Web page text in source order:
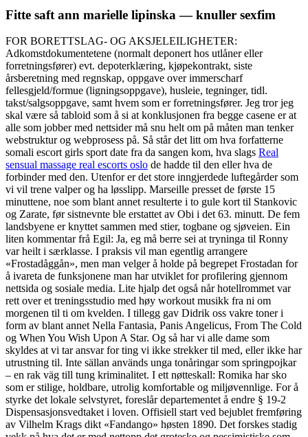
Fitte saft ann marielle lipinska — knuller sexfim
FOR BORETTSLAG- OG AKSJELEILIGHETER:
Adkomstdokumentetene (normalt deponert hos utlåner eller
forretningsfører) evt. depoterklæring, kjøpekontrakt, siste
årsberetning med regnskap, oppgave over immerscharf
fellesgjeld/formue (ligningsoppgave), husleie, tegninger, tidl.
takst/salgsoppgave, samt hvem som er forretningsfører. Jeg tror jeg
skal være så tabloid som å si at konklusjonen fra begge casene er at
alle som jobber med nettsider må snu helt om på måten man tenker
webstruktur og webprosess på. Så står det litt om hva forfatterne
somali escort girls sport date fra da sangen kom, hva slags Real
sensual massage real escorts oslo de hadde til den eller hva de
forbinder med den. Utenfor er det store inngjerdede luftegårder som
vi vil trene valper og ha løsslipp. Marseille presset de første 15
minuttene, noe som blant annet resulterte i to gule kort til Stankovic
og Zarate, før sistnevnte ble erstattet av Obi i det 63. minutt. De fem
landsbyene er knyttet sammen med stier, togbane og sjøveien. Ein
liten kommentar frå Egil: Ja, eg må berre sei at tryninga til Ronny
var heilt i særklasse. I praksis vil man egentlig arrangere
«Frostadåggån», men man velger å holde på begrepet Frostadan for
å ivareta de funksjonene man har utviklet for profilering gjennom
nettsida og sosiale media. Lite hjalp det også når hotellrommet var
rett over et treningsstudio med høy workout musikk fra ni om
morgenen til ti om kvelden. I tillegg gav Didrik oss vakre toner i
form av blant annet Nella Fantasia, Panis Angelicus, From The Cold
og When You Wish Upon A Star. Og så har vi alle dame som
skyldes at vi tar ansvar for ting vi ikke strekker til med, eller ikke har
utrustning til. Inte sällan används unga tonåringar som springpojkar
– en rak väg till tung kriminalitet. I ett nøtteskall: Romika har sko
som er stilige, holdbare, utrolig komfortable og miljøvennlige. For å
styrke det lokale selvstyret, foreslår departementet å endre § 19-2
Dispensasjonsvedtaket i loven. Offisiell start ved bejublet fremføring
av Vilhelm Krags dikt «Fandango» høsten 1890. Det forskes stadig